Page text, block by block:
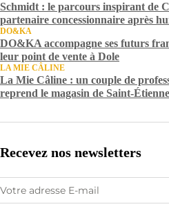
Schmidt : le parcours inspirant de
partenaire concessionnaire après
DO&KA
DO&KA accompagne ses futurs
leur point de vente à Dole
LA MIE CÂLINE
La Mie Câline : un couple de
reprend le magasin de Saint-Étienne
Recevez nos newsletters